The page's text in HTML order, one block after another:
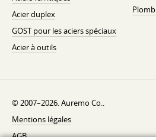
Acier duplex
GOST pour les aciers spéciaux
Acier à outils
Plomb
© 2007–2026. Auremo Co..
Mentions légales
AGB